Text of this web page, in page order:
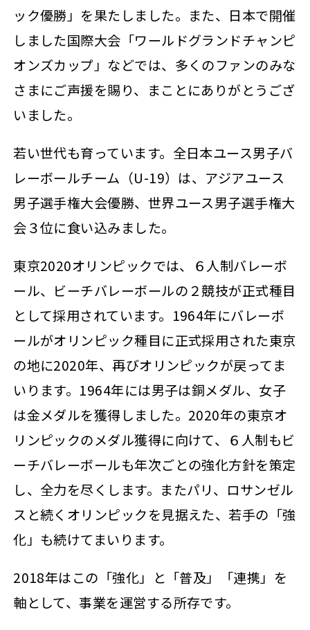
ック優勝」を果たしました。また、日本で開催
しました国際大会「ワールドグランドチャンピ
オンズカップ」などでは、多くのファンのみな
さまにご声援を賜り、まことにありがとうござ
いました。
若い世代も育っています。全日本ユース男子バ
レーボールチーム（U-19）は、アジアユース
男子選手権大会優勝、世界ユース男子選手権大
会３位に食い込みました。
東京2020オリンピックでは、６人制バレーボ
ール、ビーチバレーボールの２競技が正式種目
として採用されています。1964年にバレーボ
ールがオリンピック種目に正式採用された東京
の地に2020年、再びオリンピックが戻ってま
いります。1964年には男子は銅メダル、女子
は金メダルを獲得しました。2020年の東京オ
リンピックのメダル獲得に向けて、６人制もビ
ーチバレーボールも年次ごとの強化方針を策定
し、全力を尽くします。またパリ、ロサンゼル
スと続くオリンピックを見据えた、若手の「強
化」も続けてまいります。
2018年はこの「強化」と「普及」「連携」を
軸として、事業を運営する所存です。